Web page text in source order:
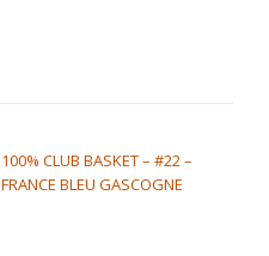
100% CLUB BASKET – #22 –
FRANCE BLEU GASCOGNE